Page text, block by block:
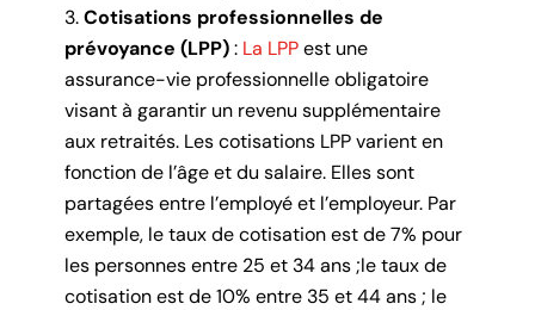
Cotisations professionnelles de
prévoyance (LPP): La LPPest une
assurance-vie professionnelle obligatoire
visant à garantir un revenu supplémentaire
aux retraités. Les cotisations LPP varient en
fonction de l’âge et du salaire. Elles sont
partagées entre l’employé et l’employeur. Par
exemple, le taux de cotisation est de 7% pour
les personnes entre 25 et 34 ans ;le taux de
cotisation est de 10% entre 35 et 44 ans ; le